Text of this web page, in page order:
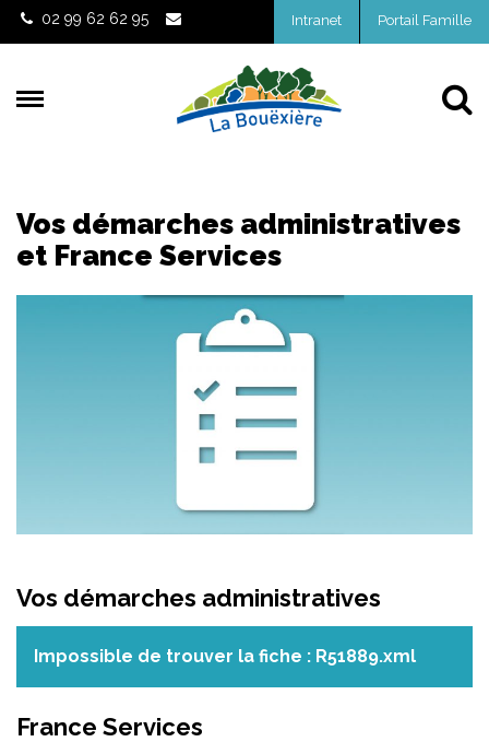
Gestion des traceurs
02 99 62 62 95 Intranet Portail Famille
Vos démarches administratives
et France Services
Vos démarches administratives
Impossible de trouver la fiche : R51889.xml
France Services